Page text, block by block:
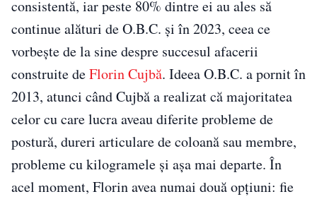
consistentă, iar peste 80% dintre ei au ales să
continue alături de O.B.C. și în 2023, ceea ce
vorbește de la sine despre succesul afacerii
construite deFlorin Cujbă. Ideea O.B.C. a pornit în
2013, atunci când Cujbă a realizat că majoritatea
celor cu care lucra aveau diferite probleme de
postură, dureri articulare de coloană sau membre,
probleme cu kilogramele și așa mai departe. În
acel moment, Florin avea numai două opțiuni: fie